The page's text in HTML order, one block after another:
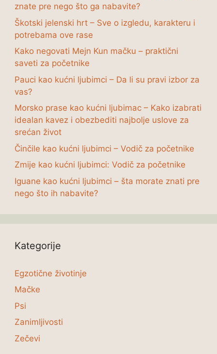
znate pre nego što ga nabavite?
Škotski jelenski hrt – Sve o izgledu, karakteru i
potrebama ove rase
Kako negovati Mejn Kun mačku – praktični
saveti za početnike
Pauci kao kućni ljubimci – Da li su pravi izbor za
vas?
Morsko prase kao kućni ljubimac – Kako izabrati
idealan kavez i obezbediti najbolje uslove za
srećan život
Činčile kao kućni ljubimci – Vodič za početnike
Zmije kao kućni ljubimci: Vodič za početnike
Iguane kao kućni ljubimci – šta morate znati pre
nego što ih nabavite?
Kategorije
Egzotične životinje
Mačke
Psi
Zanimljivosti
Zečevi